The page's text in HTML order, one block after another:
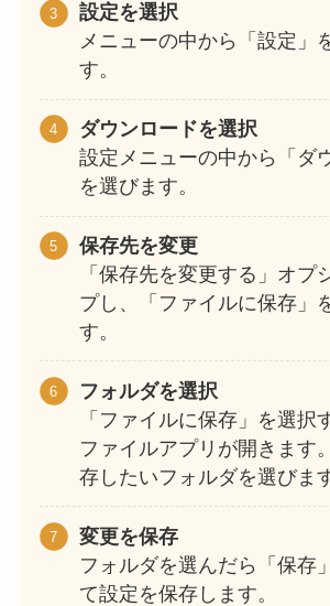
設定を選択
メニューの中から「設定」
す。
ダウンロードを選択
設定メニューの中から「ダ
を選びます。
保存先を変更
「保存先を変更する」オプ
プし、「ファイルに保存」
す。
フォルダを選択
「ファイルに保存」を選択
ファイルアプリが開きます
存したいフォルダを選びます
変更を保存
フォルダを選んだら「保存
て設定を保存します。